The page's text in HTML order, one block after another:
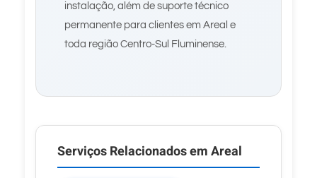
instalação, além de suporte técnico
permanente para clientes em Areal e
toda região Centro-Sul Fluminense.
Serviços Relacionados em Areal